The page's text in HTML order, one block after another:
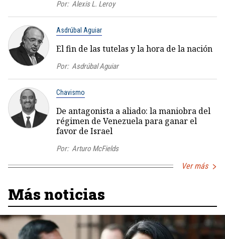
Por: Alexis L. Leroy
Asdrúbal Aguiar
El fin de las tutelas y la hora de la nación
Por: Asdrúbal Aguiar
Chavismo
De antagonista a aliado: la maniobra del
régimen de Venezuela para ganar el
favor de Israel
Por: Arturo McFields
Ver más
Más noticias